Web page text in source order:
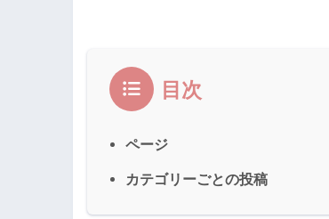
目次
ページ
カテゴリーごとの投稿